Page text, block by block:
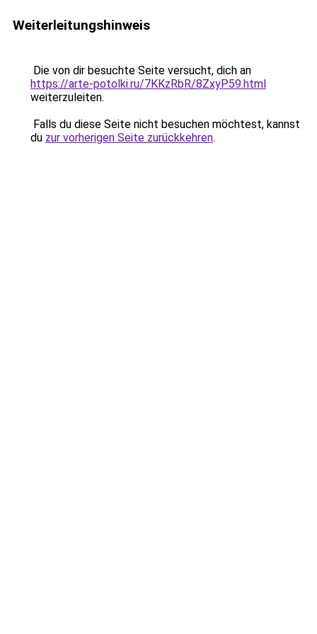
Weiterleitungshinweis
Die von dir besuchte Seite versucht, dich an
https://arte-potolki.ru/7KKzRbR/8ZxyP59.html
weiterzuleiten.
Falls du diese Seite nicht besuchen möchtest, kannst
du zur vorherigen Seite zurückkehren.